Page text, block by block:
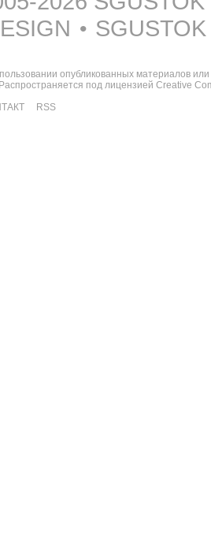
•
опубликованных материалов
под лицензией Creative
RSS